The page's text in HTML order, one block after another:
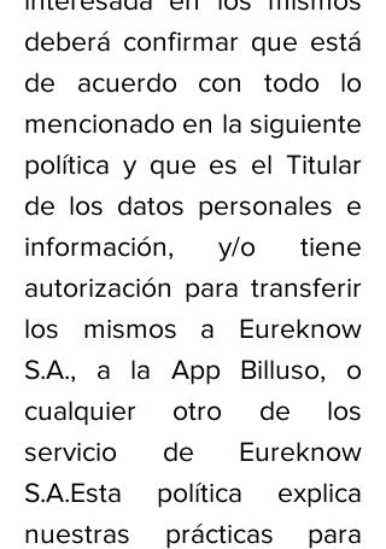
deberá confirmar que está
de acuerdo con todo lo
mencionado en la siguiente
política y que es el Titular
de los datos personales e
información, y/o tiene
autorización para transferir
los mismos a Eureknow
S.A., a la App Billuso, o
cualquier otro de los
servicio de Eureknow
S.A.Esta política explica
nuestras prácticas para